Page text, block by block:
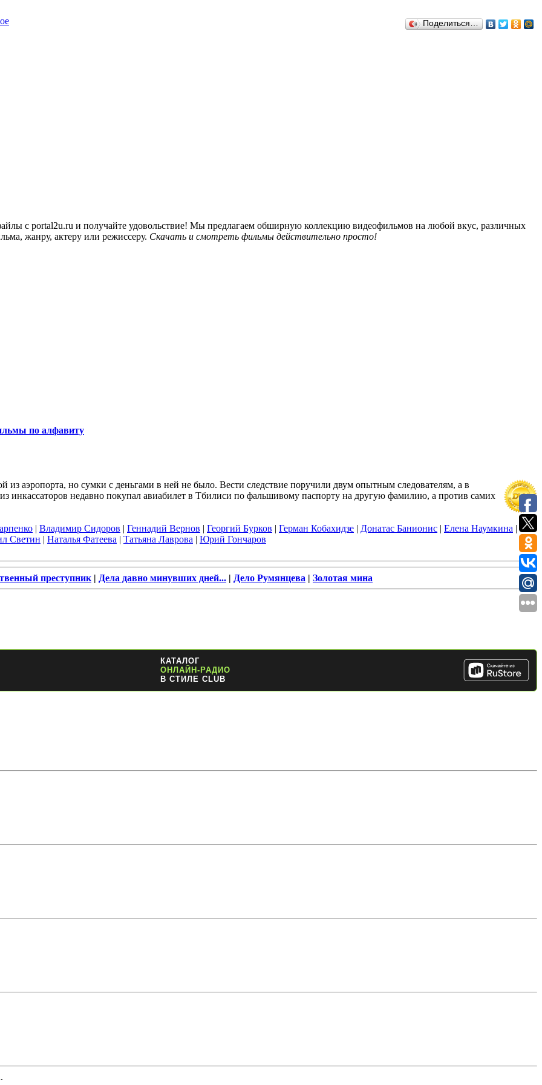
Поделиться…
с portal2u.ru и получайте удовольствие! Мы предлагаем обширную коллекцию видеофильмов на любой вкус, различных
жанру, актеру или режиссеру. Скачать и смотреть фильмы действительно просто!
по алфавиту
из аэропорта, но сумки с деньгами в ней не было. Вести следствие поручили двум опытным следователям, а в
недавно покупал авиабилет в Тбилиси по фальшивому паспорту на другую фамилию, а против самих
| Владимир Сидоров | Геннадий Вернов | Георгий Бурков | Герман Кобахидзе | Донатас Банионис | Елена Наумкина |
Светин | Наталья Фатеева | Татьяна Лаврова | Юрий Гончаров
преступник | Дела давно минувших дней... | Дело Румянцева | Золотая мина
КАТАЛОГ
ОНЛАЙН-РАДИО
В СТИЛЕ CLUB